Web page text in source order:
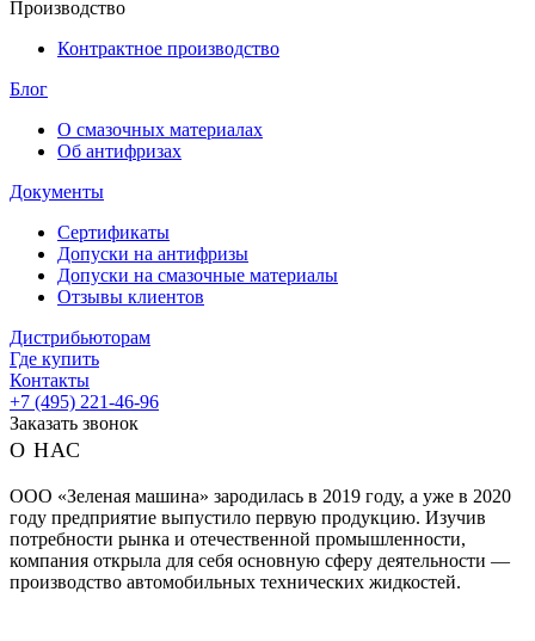
Производство
Контрактное производство
Блог
О смазочных материалах
Об антифризах
Документы
Сертификаты
Допуски на антифризы
Допуски на смазочные материалы
Отзывы клиентов
Дистрибьюторам
Где купить
Контакты
+7 (495) 221-46-96
Заказать звонок
О НАС
ООО «Зеленая машина» зародилась в 2019 году, а уже в 2020
году предприятие выпустило первую продукцию. Изучив
потребности рынка и отечественной промышленности,
компания открыла для себя основную сферу деятельности —
производство автомобильных технических жидкостей.